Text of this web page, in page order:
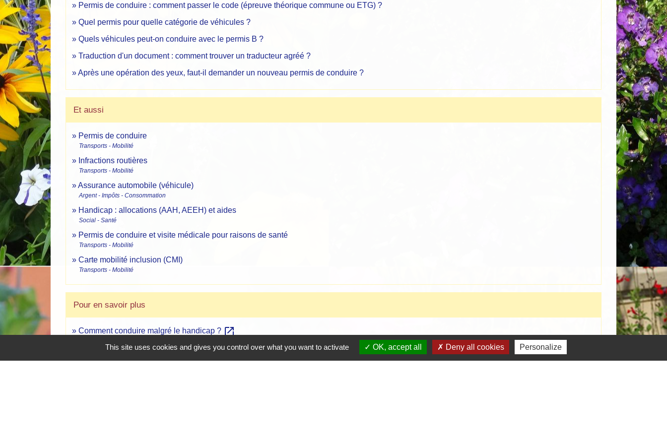
Permis de conduire : comment passer le code (épreuve théorique commune ou ETG) ?
Quel permis pour quelle catégorie de véhicules ?
Quels véhicules peut-on conduire avec le permis B ?
Traduction d'un document : comment trouver un traducteur agréé ?
Après une opération des yeux, faut-il demander un nouveau permis de conduire ?
Et aussi
Permis de conduire
Transports - Mobilité
Infractions routières
Transports - Mobilité
Assurance automobile (véhicule)
Argent - Impôts - Consommation
Handicap : allocations (AAH, AEEH) et aides
Social - Santé
Permis de conduire et visite médicale pour raisons de santé
Transports - Mobilité
Carte mobilité inclusion (CMI)
Transports - Mobilité
Pour en savoir plus
Comment conduire malgré le handicap ? open_in_new
This site uses cookies and gives you control over what you want to activate OK, accept all Deny all cookies Personalize